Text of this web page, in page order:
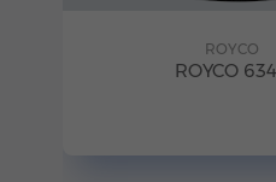
ROYCO
ROYCO